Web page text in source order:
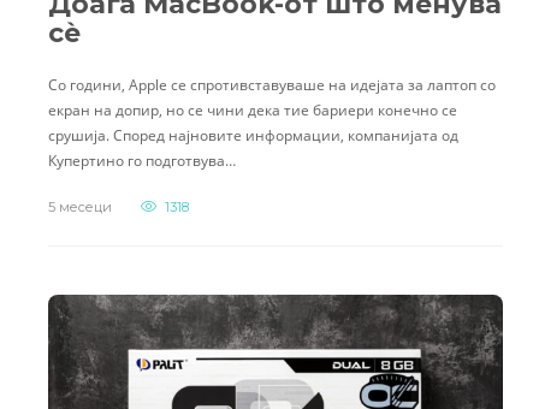
сè
Со години, Apple се спротивставуваше на идејата за лаптоп со
екран на допир, но се чини дека тие бариери конечно се
срушија. Според најновите информации, компанијата од
Купертино го подготвува…
5 месеци 1318